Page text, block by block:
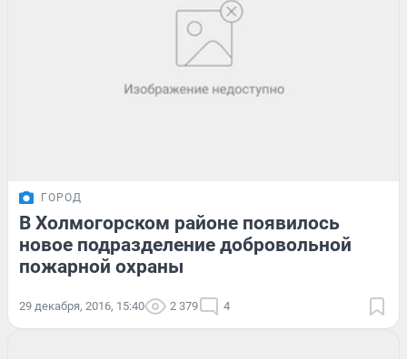
ГОРОД
В Холмогорском районе появилось
новое подразделение добровольной
пожарной охраны
29 декабря, 2016, 15:40 2 379 4